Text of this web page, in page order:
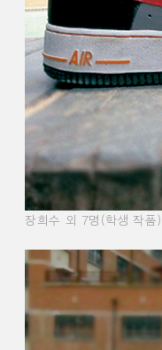
장희수 외 7명(학생 작